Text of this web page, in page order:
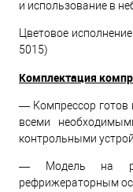
и использование в
Цветовое
5015)
Комплектация
— Компрессор готов
всеми
контрольными
— Модель на
рефрижераторным